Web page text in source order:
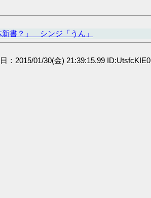
書？」 シンジ「うん」
：2015/01/30(金) 21:39:15.99 ID:UtsfcKIE0